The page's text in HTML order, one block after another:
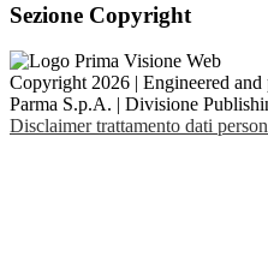
Sezione Copyright
Copyright 2026 | Engineered
Parma S.p.A. | Divisione
Disclaimer trattamento dati